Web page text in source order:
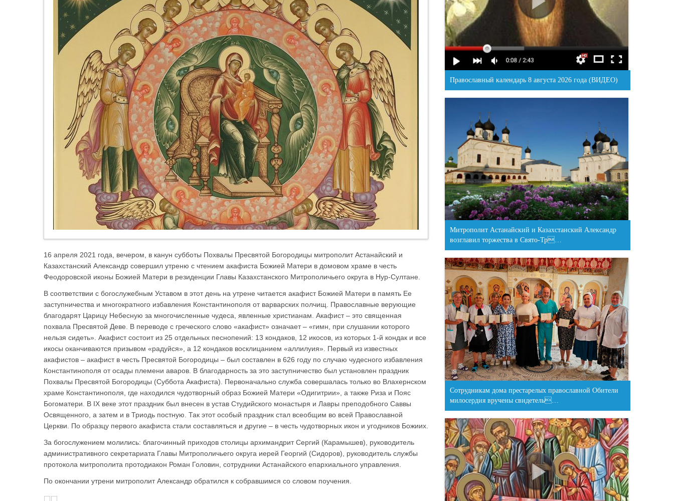
16 апреля 2021 года, вечером, в канун субботы Похвалы Пресвятой Богородицы митрополит Астанайский и
Казахстанский Александр совершил утреню с чтением акафиста Божией Матери в домовом храме в честь
Феодоровской иконы Божией Матери в резиденции Главы Казахстанского Митрополичьего округа в Нур-Султане.
В соответствии с богослужебным Уставом в этот день на утрене читается акафист Божией Матери в память Ее
заступничества и многократного избавления Константинополя от варварских полчищ. Православные верующие
благодарят Царицу Небесную за многочисленные чудеса, явленные христианам. Акафист – это священная
похвала Пресвятой Деве. В переводе с греческого слово «акафист» означает – «гимн, при слушании которого
нельзя сидеть». Акафист состоит из 25 отдельных песнопений: 13 кондаков, 12 икосов, из которых 1-й кондак и все
икосы оканчиваются призывом «радуйся», а 12 кондаков восклицанием «аллилуия». Первый из известных
акафистов – акафист в честь Пресвятой Богородицы – был составлен в 626 году по случаю чудесного избавления
Константинополя от осады племени аваров. В благодарность за это заступничество был установлен праздник
Похвалы Пресвятой Богородицы (Суббота Акафиста). Первоначально служба совершалась только во Влахернском
храме Константинополя, где находился чудотворный образ Божией Матери «Одигитрии», а также Риза и Пояс
Богоматери. В IX веке этот праздник был внесен в устав Студийского монастыря и Лавры преподобного Саввы
Освященного, а затем и в Триодь постную. Так этот особый праздник стал всеобщим во всей Православной
Церкви. По образцу первого акафиста стали составляться и другие – в честь чудотворных икон и угодников Божиих.
За богослужением молились: благочинный приходов столицы архимандрит Сергий (Карамышев), руководитель
административного секретариата Главы Митрополичьего округа иерей Георгий (Сидоров), руководитель службы
протокола митрополита протодиакон Роман Головин, сотрудники Астанайского епархиального управления.
По окончании утрени митрополит Александр обратился к собравшимся со словом поучения.
Православный календарь 8 августа 2026 года (ВИДЕО)
Митрополит Астанайский и Казахстанский Александр
возглавил торжества в Свято-Тр…
Сотрудникам дома престарелых православной Обители
милосердия вручены свидетель…